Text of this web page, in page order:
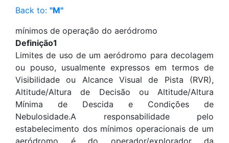
Back to: "M"
mínimos de operação do aeródromo
Definição1
Limites de uso de um aeródromo para decolagem
ou pouso, usualmente expressos em termos de
Visibilidade ou Alcance Visual de Pista (RVR),
Altitude/Altura de Decisão ou Altitude/Altura
Mínima de Descida e Condições de
Nebulosidade.A responsabilidade pelo
estabelecimento dos mínimos operacionais de um
aeródromo é do operador/explorador da